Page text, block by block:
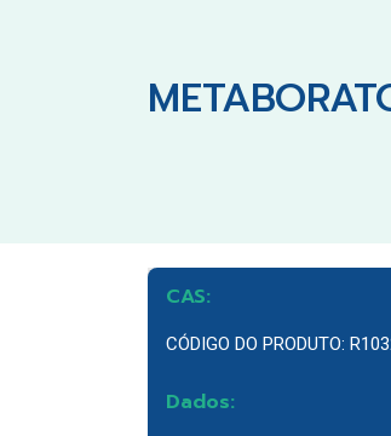
CAS:
CÓDIGO DO PRODUTO:
Dados: